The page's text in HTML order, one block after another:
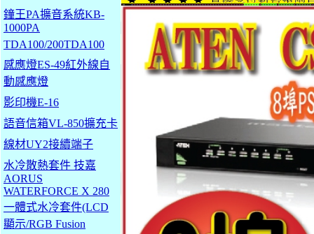
鐘王PA擴音系統KB-
1000PA
TDA100/200TDA100
感應燈ES-49紅外線自
動感應燈
影印機E-16
語音信箱VL-850擴充卡
線材UY2接續端子
水冷散熱套件 技嘉
AORUS
WATERFORCE X 280
一體式水冷套件(LCD
顯示/RGB Fusion